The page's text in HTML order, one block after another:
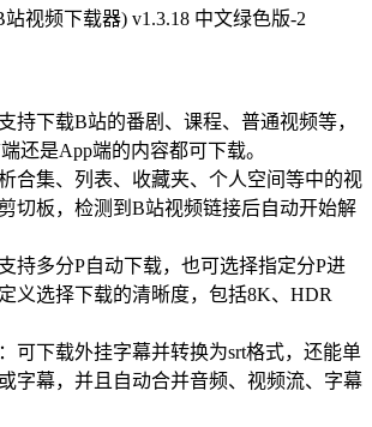
持下载B站的番剧、课程、普通视频等，
还是App端的内容都可下载。
合集、列表、收藏夹、个人空间等中的视
切板，检测到B站视频链接后自动开始解
持多分P自动下载，也可选择指定分P进
义选择下载的清晰度，包括8K、HDR
可下载外挂字幕并转换为srt格式，还能单
字幕，并且自动合并音频、视频流、字幕